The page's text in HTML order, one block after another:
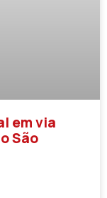
em via
São